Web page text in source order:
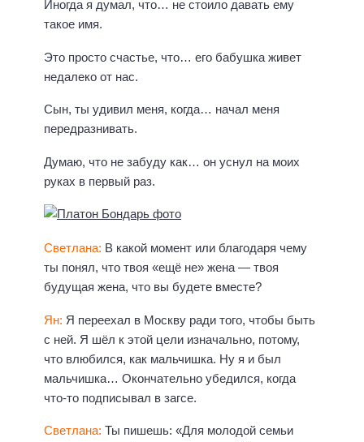
Иногда я думал, что… не стоило давать ему
такое имя.
Это просто счастье, что… его бабушка живет
недалеко от нас.
Сын, ты удивил меня, когда… начал меня
передразнивать.
Думаю, что не забуду как… он уснул на моих
руках в первый раз.
Светлана: В какой момент или благодаря чему
ты понял, что твоя «ещё не» жена — твоя
будущая жена, что вы будете вместе?
Ян: Я переехал в Москву ради того, чтобы быть
с ней. Я шёл к этой цели изначально, потому,
что влюбился, как мальчишка. Ну я и был
мальчишка… Окончательно убедился, когда
что-то подписывал в загсе.
Светлана: Ты пишешь: «Для молодой семьи